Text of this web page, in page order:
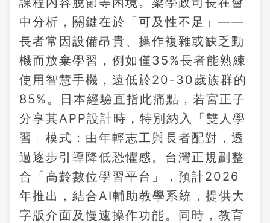
中分析，關鍵在於「可及性不足」——
長者常因設備昂貴、操作複雜或缺乏動
機而放棄學習，例如僅35%長者能熟練
使用智慧手機，遠低於20-30歲族群的
85%。日本經驗直指此痛點，若宮正子
分享其APP設計時，特別納入「雙人學
習」模式：由年輕志工與長者配對，透
過逐步引導降低恐懼感。台灣正規劃整
合「高齡數位學習平台」，預計2026
年推出，結合AI輔助教學系統，提供大
字版介面及慢速操作功能。同時，教育